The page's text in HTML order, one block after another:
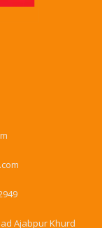
Ajabpur Khurd